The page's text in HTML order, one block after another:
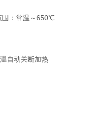
围：常温～650℃
自动关断加热